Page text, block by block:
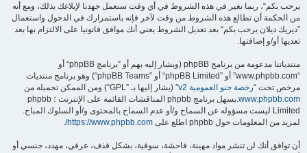
يرحب بكم“، ربما نغير في هذه الشروط في أي وقت سنعمل جهدنا لإبلاغك بذلك، ومع أنه
من الحكمة أن تطالع هذه الشروط من وقت لآخر فإنه باستمرارك في الدخول واستعمال
”ديريك ديلان يرحب بكم“ بعد تعديل الشروط يعني أنك موافق قانونيا على الالتزام بها بعد
تعديها أو/و إضافتها.
منتدياتنا مدعومة من برنامج phpBB (ويشار إليه بهم أو ”برنامج phpBB“ أو
“www.phpbb.com” أو ”phpBB Limited“ أو ”phpBB Teams“) وهو برنامج منتديات
مرخص تحت “رخصة جنو العمومية v2
” (يشار إليها بـ ”GPL“) ومن الممكن تحميله من
www.phpbb.com
.يسهل برنامج phpbb المناقشات القائمة على الإنترنت ؛ phpbb
Limited ليست مسؤوله عن السماح و/أو عدم السماح بالمحتوى و/أو السلوك المباح.
لمزيد من المعلومات حول phpbb اطلع على
https://www.phpbb.com/
.
أن توافق أنك لن تنشر مواد مهينة، فاحشة، سوقية، بشكل قذف، عرقي، مهدد، جنسي أو